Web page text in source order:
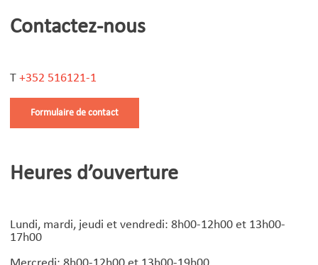
Contactez-nous
T +352 516121-1
Formulaire de contact
Heures d’ouverture
Lundi, mardi, jeudi et vendredi: 8h00-12h00 et 13h00-
17h00